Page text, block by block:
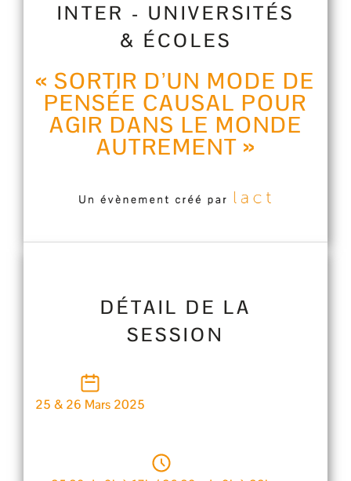
INTER - UNIVERSITÉS
& ÉCOLES
« SORTIR D’UN MODE DE
PENSÉE CAUSAL POUR
AGIR DANS LE MONDE
AUTREMENT »
DÉTAIL DE LA
SESSION
25 & 26 Mars 2025